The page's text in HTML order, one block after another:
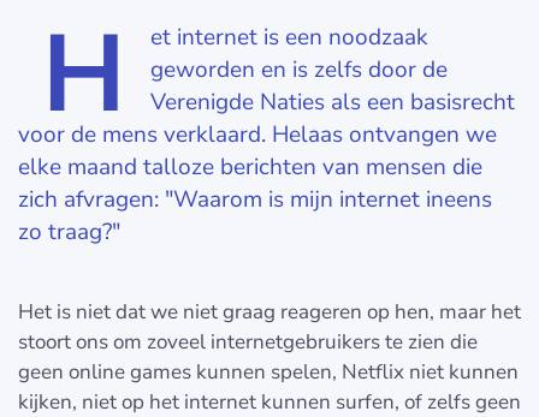
H
et internet is een noodzaak
geworden en is zelfs door de
Verenigde Naties als een basisrecht
voor de mens verklaard. Helaas ontvangen we
elke maand talloze berichten van mensen die
zich afvragen: "Waarom is mijn internet ineens
zo traag?"
Het is niet dat we niet graag reageren op hen, maar het
stoort ons om zoveel internetgebruikers te zien die
geen online games kunnen spelen, Netflix niet kunnen
kijken, niet op het internet kunnen surfen, of zelfs geen